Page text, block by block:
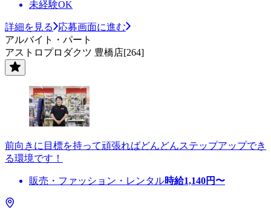
未経験OK
詳細を見る
応募画面に進む
アルバイト・パート
アストロプロダクツ 豊橋店[264]
前向きに目標を持って頑張ればどんどんステップアップでき
る環境です！
販売・ファッション・レンタル時給1,140円〜